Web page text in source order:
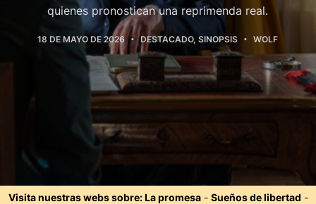
quienes pronostican una reprimenda real.
18 DE MAYO DE 2026 DESTACADO,SINOPSIS WOLF
Visita nuestras webs sobre:La promesa- Sueños de libertad -